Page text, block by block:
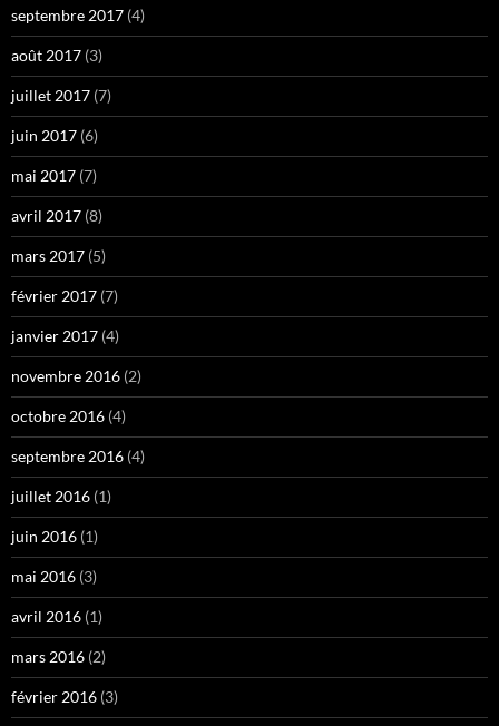
septembre 2017 (4)
août 2017 (3)
juillet 2017 (7)
juin 2017 (6)
mai 2017 (7)
avril 2017 (8)
mars 2017 (5)
février 2017 (7)
janvier 2017 (4)
novembre 2016 (2)
octobre 2016 (4)
septembre 2016 (4)
juillet 2016 (1)
juin 2016 (1)
mai 2016 (3)
avril 2016 (1)
mars 2016 (2)
février 2016 (3)